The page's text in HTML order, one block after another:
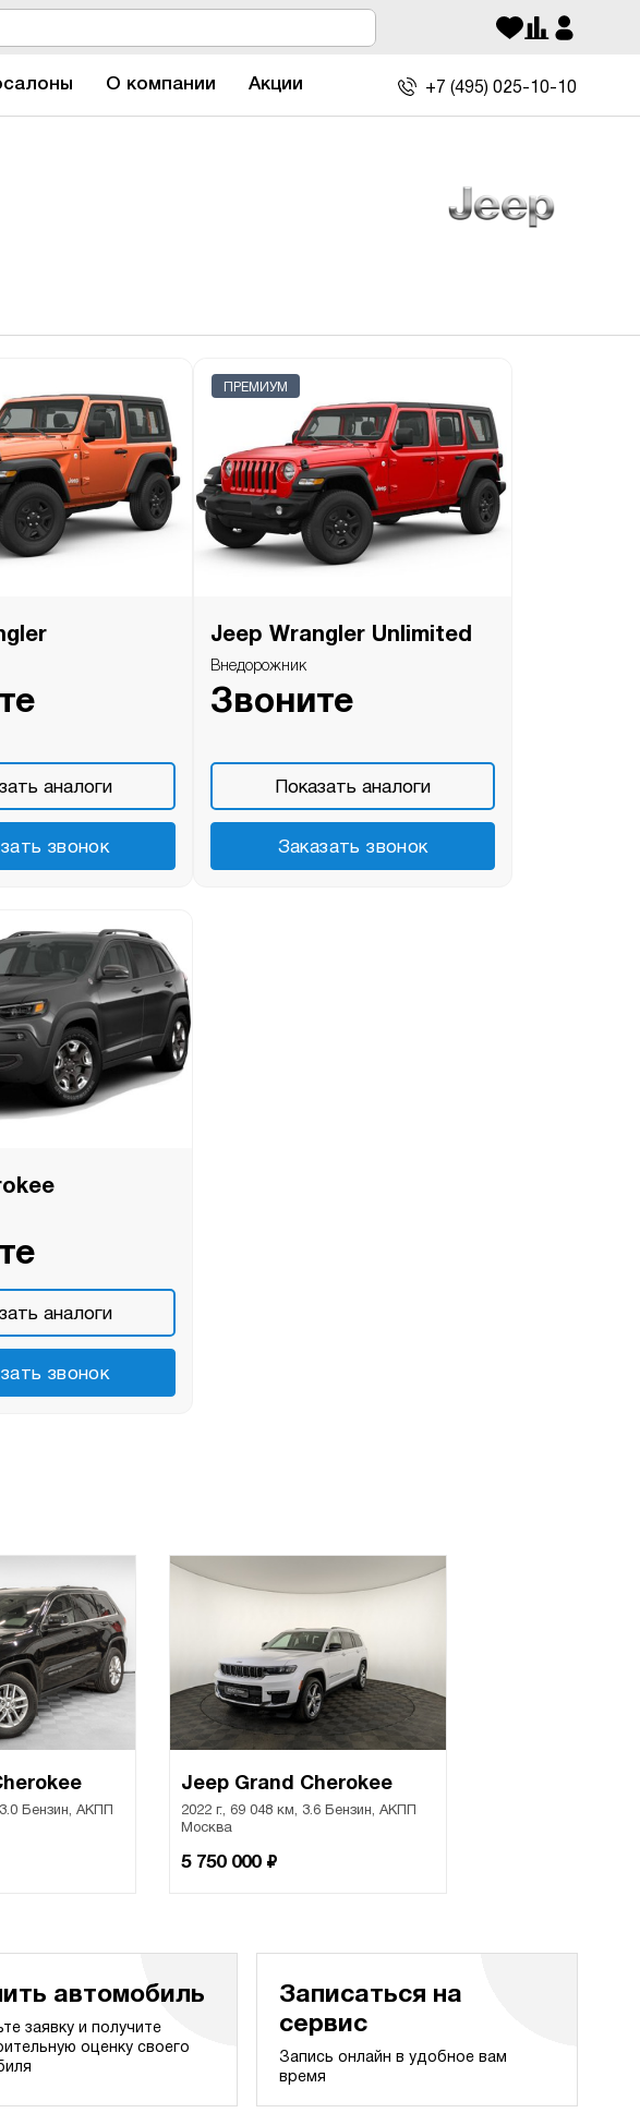
О компании Акции +7 (495) 025-10-10
аналоги
звонок
ПРЕМИУМ
Jeep Wrangler Unlimited
Внедорожник
Звоните
Показать аналоги
Заказать звонок
аналоги
звонок
Бензин, АКПП
Jeep Grand Cherokee
2022 г., 69 048 км, 3.6 Бензин, АКПП
Москва
5 750 000 ₽
автомобиль
заявку и получите
оценку своего
Записаться на
сервис
Запись онлайн в удобное вам
время